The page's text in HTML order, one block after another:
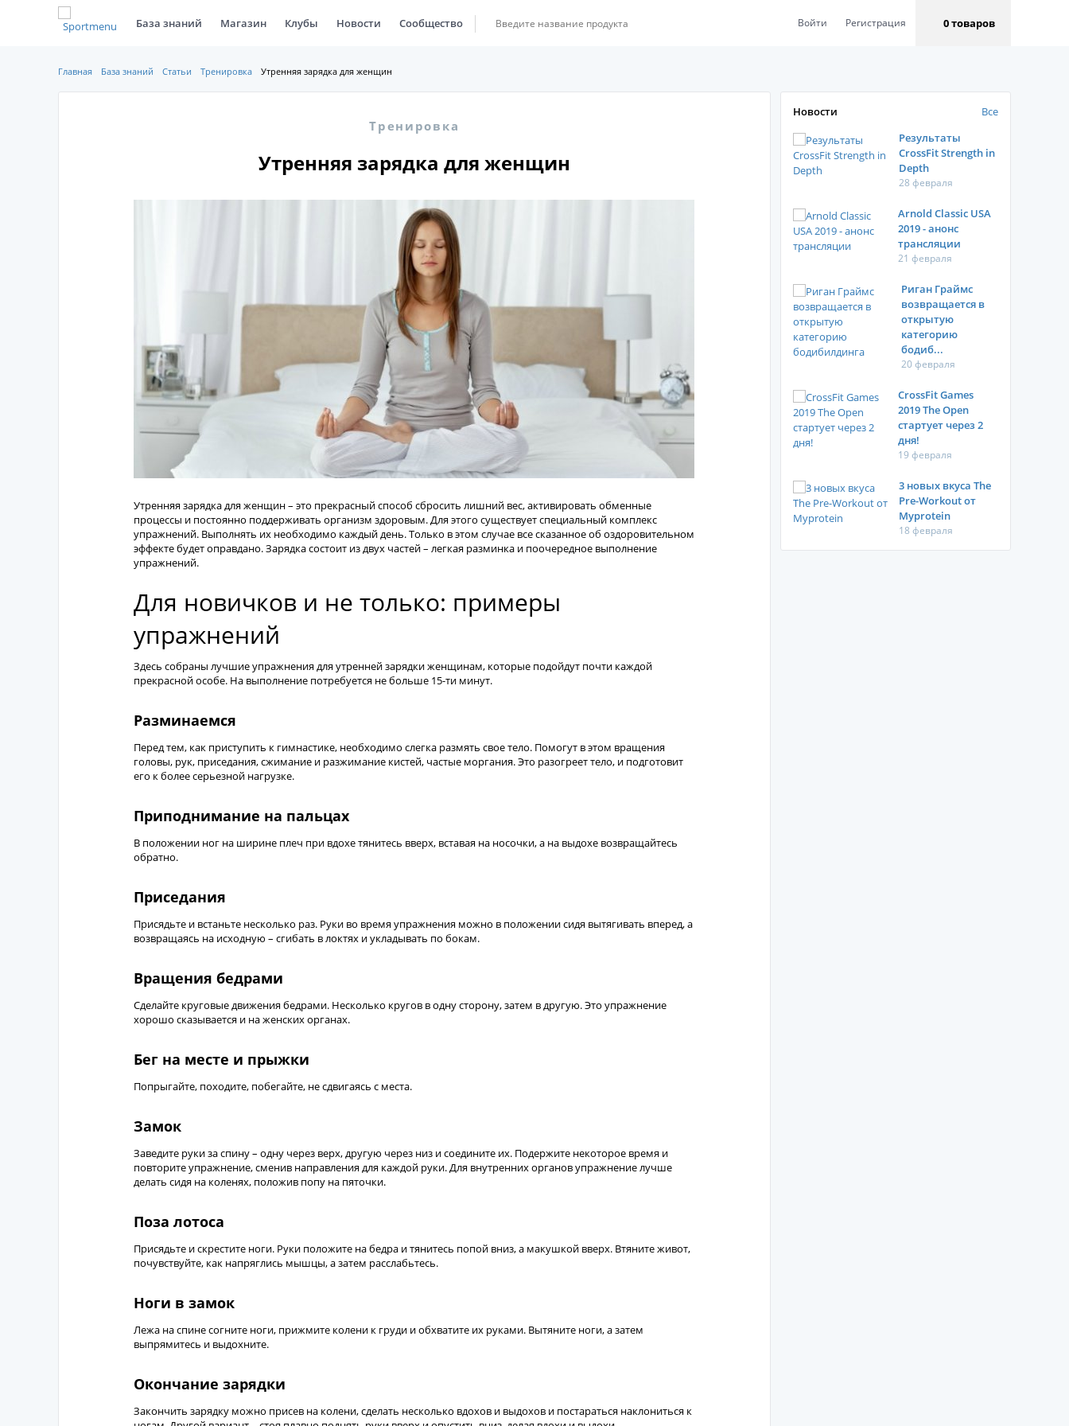
База знаний Магазин Клубы Новости Сообщество Войти Регистрация 0 товаров
Главная База знаний Статьи Тренировка Утренняя зарядка для женщин
Тренировка
Утренняя зарядка для женщин
Утренняя зарядка для женщин – это прекрасный способ сбросить лишний вес, активировать обменные
процессы и постоянно поддерживать организм здоровым. Для этого существует специальный комплекс
упражнений. Выполнять их необходимо каждый день. Только в этом случае все сказанное об оздоровительном
эффекте будет оправдано. Зарядка состоит из двух частей – легкая разминка и поочередное выполнение
упражнений.
Для новичков и не только: примеры
упражнений
Здесь собраны лучшие упражнения для утренней зарядки женщинам, которые подойдут почти каждой
прекрасной особе. На выполнение потребуется не больше 15-ти минут.
Разминаемся
Перед тем, как приступить к гимнастике, необходимо слегка размять свое тело. Помогут в этом вращения
головы, рук, приседания, сжимание и разжимание кистей, частые моргания. Это разогреет тело, и подготовит
его к более серьезной нагрузке.
Приподнимание на пальцах
В положении ног на ширине плеч при вдохе тянитесь вверх, вставая на носочки, а на выдохе возвращайтесь
обратно.
Приседания
Присядьте и встаньте несколько раз. Руки во время упражнения можно в положении сидя вытягивать вперед, а
возвращаясь на исходную – сгибать в локтях и укладывать по бокам.
Вращения бедрами
Сделайте круговые движения бедрами. Несколько кругов в одну сторону, затем в другую. Это упражнение
хорошо сказывается и на женских органах.
Бег на месте и прыжки
Попрыгайте, походите, побегайте, не сдвигаясь с места.
Замок
Заведите руки за спину – одну через верх, другую через низ и соедините их. Подержите некоторое время и
повторите упражнение, сменив направления для каждой руки. Для внутренних органов упражнение лучше
делать сидя на коленях, положив попу на пяточки.
Поза лотоса
Присядьте и скрестите ноги. Руки положите на бедра и тянитесь попой вниз, а макушкой вверх. Втяните живот,
почувствуйте, как напряглись мышцы, а затем расслабьтесь.
Ноги в замок
Лежа на спине согните ноги, прижмите колени к груди и обхватите их руками. Вытяните ноги, а затем
выпрямитесь и выдохните.
Окончание зарядки
Закончить зарядку можно присев на колени, сделать несколько вдохов и выдохов и постараться наклониться к
Новости
Все
Результаты
CrossFit Strength in
Depth
28 февраля
Arnold Classic USA
2019 - анонс
трансляции
21 февраля
Риган Граймс
возвращается в
открытую
категорию
бодиб...
20 февраля
CrossFit Games
2019 The Open
стартует через 2
дня!
19 февраля
3 новых вкуса The
Pre-Workout от
Myprotein
18 февраля